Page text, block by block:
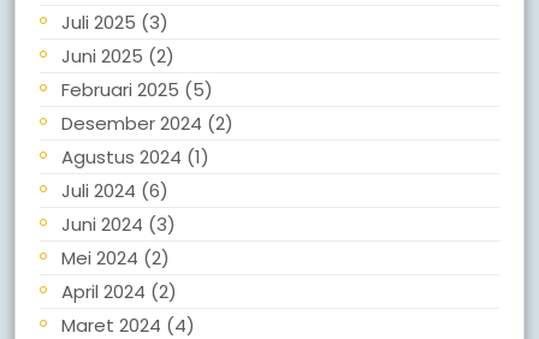
Juli 2025 (3)
Juni 2025 (2)
Februari 2025 (5)
Desember 2024 (2)
Agustus 2024 (1)
Juli 2024 (6)
Juni 2024 (3)
Mei 2024 (2)
April 2024 (2)
Maret 2024 (4)